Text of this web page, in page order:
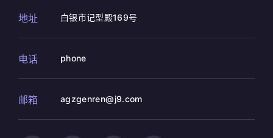
地址 白银市记型殿169号
电话 phone
邮箱 agzgenren@j9.com